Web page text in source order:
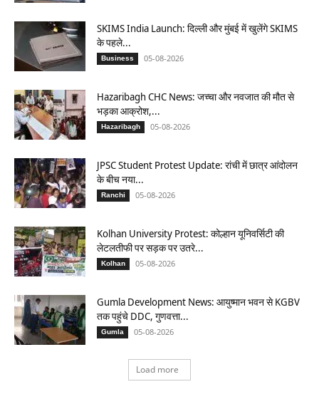
SKIMS India Launch: दिल्ली और मुंबई में खुलेंगे SKIMS
के पहले...
Business 05-08-2026
Hazaribagh CHC News: जच्चा और नवजात की मौत से
भड़का आक्रोश,...
Hazaribagh 05-08-2026
JPSC Student Protest Update: रांची में छात्र आंदोलन
के बीच नया...
Ranchi 05-08-2026
Kolhan University Protest: कोल्हान यूनिवर्सिटी की
लेटलतीफी पर सड़क पर उतरे...
Kolhan 05-08-2026
Gumla Development News: आयुष्मान भवन से KGBV
तक पहुंचे DDC, गुणवत्ता...
Gumla 05-08-2026
Load more